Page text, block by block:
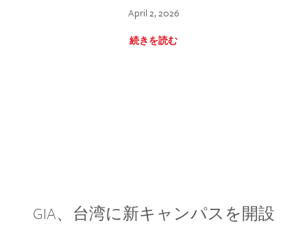
April 2, 2026
続きを読む
GIA、台湾に新キャンパスを開設